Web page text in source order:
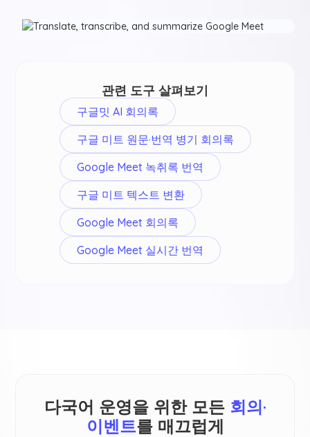
관련 도구 살펴보기
구글밋 AI 회의록
구글 미트 원문·번역 병기 회의록
Google Meet 녹취록 번역
구글 미트 텍스트 변환
Google Meet 회의록
Google Meet 실시간 번역
다국어 운영을 위한 모든 회의·
이벤트를 매끄럽게